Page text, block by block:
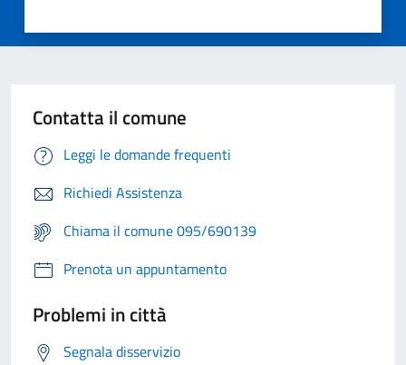
Contatta il comune
Leggi le domande frequenti
Richiedi Assistenza
Chiama il comune 095/690139
Prenota un appuntamento
Problemi in città
Segnala disservizio